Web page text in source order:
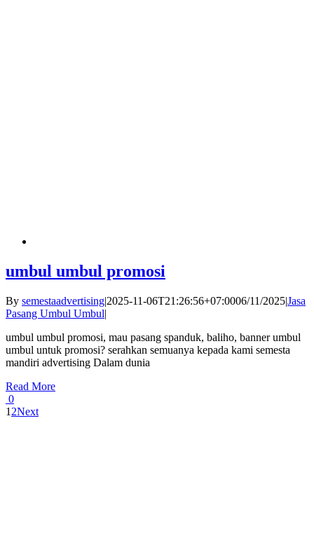
umbul umbul promosi
By semestaadvertising|2025-11-06T21:26:56+07:0006/11/2025|Jasa
Pasang Umbul Umbul|
umbul umbul promosi, mau pasang spanduk, baliho, banner umbul
umbul untuk promosi? serahkan semuanya kepada kami semesta
mandiri advertising Dalam dunia
Read More
0
1 2Next